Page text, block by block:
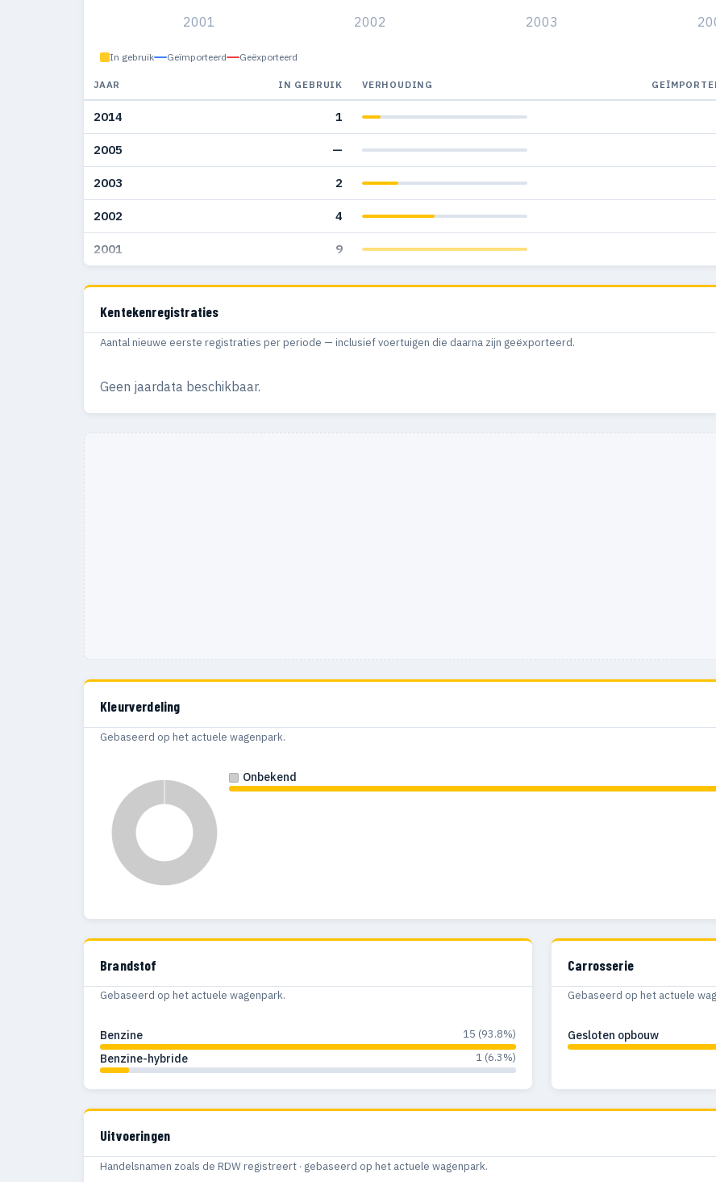
2001 2002 2003
In gebruik Geïmporteerd Geëxporteerd
JAAR IN GEBRUIK VERHOUDING
2014 1
2005 —
2003 2
2002 4
2001 9
Kentekenregistraties
Aantal nieuwe eerste registraties per periode — inclusief voertuigen die daarna zijn geëxporteerd.
Geen jaardata beschikbaar.
Kleurverdeling
Gebaseerd op het actuele wagenpark.
Onbekend
Brandstof
Gebaseerd op het actuele wagenpark.
Benzine 15 (93.8%)
Benzine-hybride 1 (6.3%)
Carrosserie
Gebaseerd op het actuele
Gesloten opbouw
Uitvoeringen
Handelsnamen zoals de RDW registreert · gebaseerd op het actuele wagenpark.